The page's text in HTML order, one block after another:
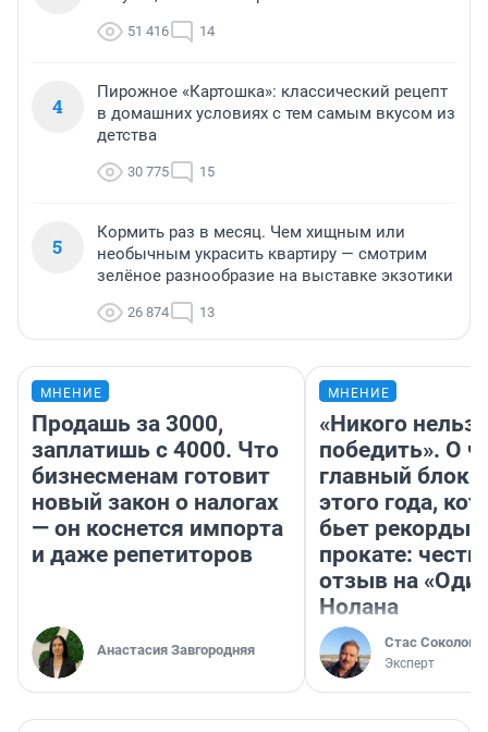
51 416 14
4
Пирожное «Картошка»: классический рецепт
в домашних условиях с тем самым вкусом из
детства
30 775 15
5
Кормить раз в месяц. Чем хищным или
необычным украсить квартиру — смотрим
зелёное разнообразие на выставке экзотики
26 874 13
МНЕНИЕ
Продашь за 3000,
заплатишь с 4000. Что
бизнесменам готовит
новый закон о налогах
— он коснется импорта
и даже репетиторов
Анастасия Завгородняя
МНЕНИЕ
«Никого нельзя
победить». О
главный
этого года,
бьет рекорды в
прокате:
отзыв на
Нолана
Стас Соколов
Эксперт